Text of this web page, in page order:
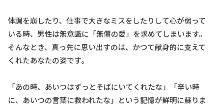
体調を崩したり、仕事で大きなミスをしたりして心が弱って
いる時、男性は無意識に「無償の愛」を求めてしまいます。
そんなとき、真っ先に思い出すのは、かつて献身的に支えて
くれたあなたの姿です。
「あの時、あいつはずっとそばにいてくれたな」「辛い時
に、あいつの言葉に救われたな」という記憶が鮮明に蘇りま